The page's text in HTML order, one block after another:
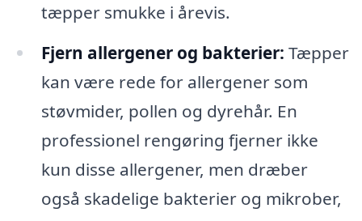
tæpper smukke i årevis.
Fjern allergener og bakterier: Tæpper
kan være rede for allergener som
støvmider, pollen og dyrehår. En
professionel rengøring fjerner ikke
kun disse allergener, men dræber
også skadelige bakterier og mikrober,